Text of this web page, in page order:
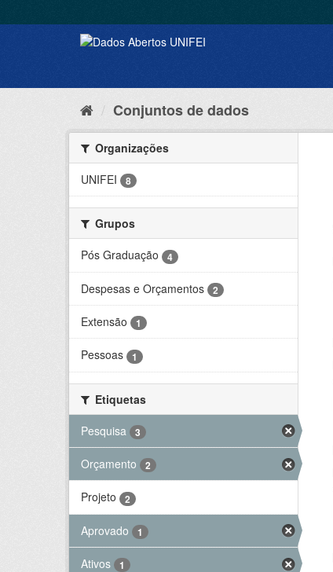
Conjuntos de dados
Organizações
UNIFEI
8
Grupos
Pós Graduação
4
Despesas e Orçamentos 2
Extensão 1
Pessoas 1
Etiquetas
Pesquisa
3
Orçamento 2
Projeto 2
Aprovado 1
Ativos 1